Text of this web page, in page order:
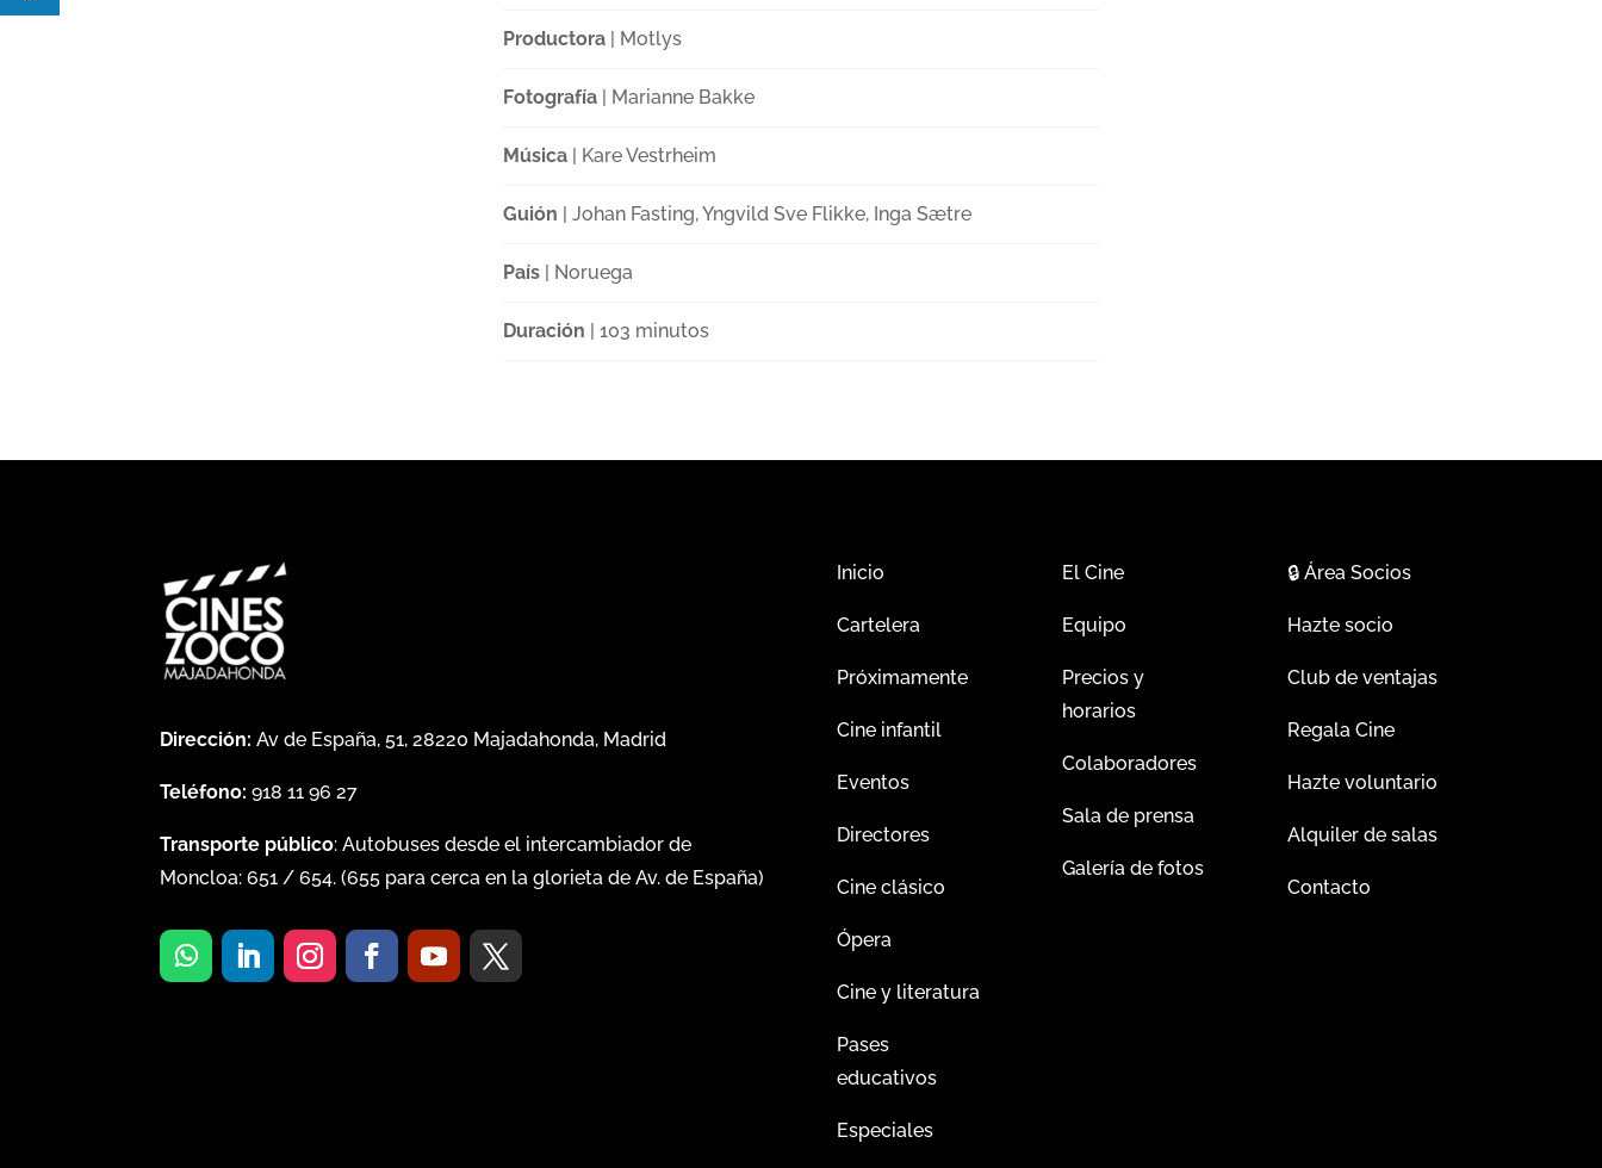
Productora| Motlys
Fotografía| Marianne Bakke
Música| Kare Vestrheim
Guión | Johan Fasting, Yngvild Sve Flikke, Inga Sætre
País| Noruega
Duración | 103 minutos
Dirección: Av de España, 51, 28220 Majadahonda, Madrid
Teléfono: 918 11 96 27
Transporte público: Autobuses desde el intercambiador de
Moncloa:651 /654. (655 para cerca en la glorieta de Av. de España)
Inicio
Cartelera
Próximamente
Cine infantil
Eventos
Directores
Cine clásico
Ópera
Cine y literatura
Pases
educativos
Especiales
El Cine
Equipo
Precios y
horarios
Colaboradores
Sala de prensa
Galería de fotos
🔒Área Socios
Hazte socio
Club de ventajas
Regala Cine
Hazte voluntario
Alquiler de salas
Contacto